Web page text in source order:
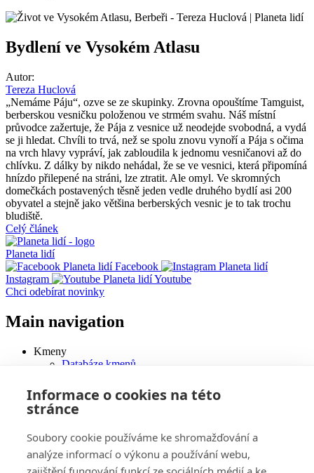
Bydlení ve Vysokém Atlasu
Autor:
Tereza Huclová
„Nemáme Páju“, ozve se ze skupinky. Zrovna opouštíme Tamguist,
berberskou vesničku položenou ve strmém svahu. Náš místní
průvodce zažertuje, že Pája z vesnice už neodejde svobodná, a vydá
se ji hledat. Chvíli to trvá, než se spolu znovu vynoří a Pája s očima
na vrch hlavy vypráví, jak zabloudila k jednomu vesničanovi až do
chlívku. Z dálky by nikdo nehádal, že se ve vesnici, která připomíná
hnízdo přilepené na stráni, lze ztratit. Ale omyl. Ve skromných
domečkách postavených těsně jeden vedle druhého bydlí asi 200
obyvatel a stejně jako většina berberských vesnic je to tak trochu
bludiště.
Celý článek
Planeta lidí
Facebook
Instagram
Youtube
Chci odebírat novinky
Main navigation
Kmeny
Databáze kmenů
Videa
Tradice a festivaly
Literatura
Kmenové umění
Artefakty v prodeji
Informace o cookies na této
stránce
Soubory cookie používáme ke shromažďování a
analýze informací o výkonu a používání webu,